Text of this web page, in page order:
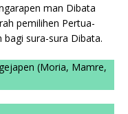
man Dibata
pemilihen Pertua-
sura-sura Dibata.
(Moria, Mamre,